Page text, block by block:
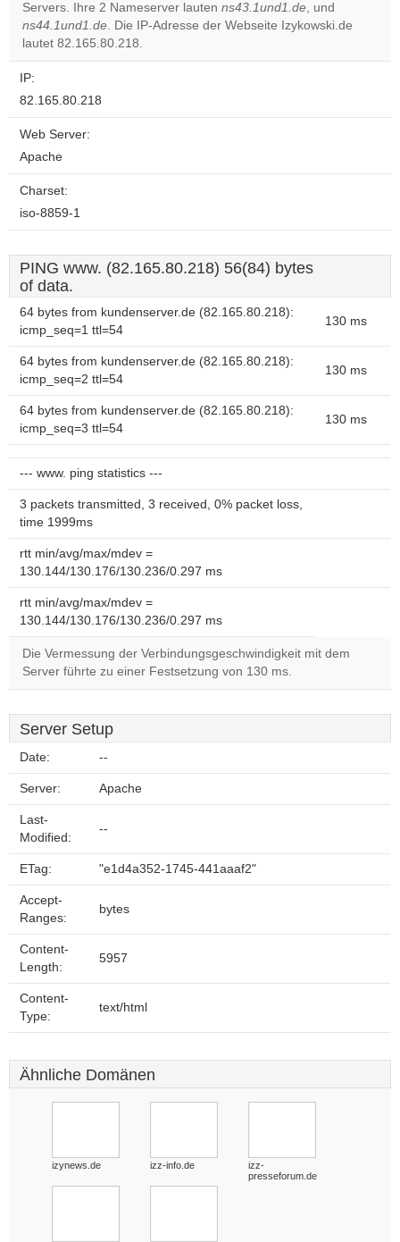
Do you
own this
OK
Servers. Ihre 2 Nameserver lauten ns43.1und1.de, und
ns44.1und1.de. Die IP-Adresse der Webseite Izykowski.de
lautet 82.165.80.218.
IP:
82.165.80.218
Web Server:
Apache
Charset:
iso-8859-1
PING www. (82.165.80.218) 56(84) bytes
of data.
64 bytes from kundenserver.de (82.165.80.218):
icmp_seq=1 ttl=54
130 ms
64 bytes from kundenserver.de (82.165.80.218):
icmp_seq=2 ttl=54
130 ms
64 bytes from kundenserver.de (82.165.80.218):
icmp_seq=3 ttl=54
130 ms
--- www. ping statistics ---
3 packets transmitted, 3 received, 0% packet loss,
time 1999ms
rtt min/avg/max/mdev =
130.144/130.176/130.236/0.297 ms
rtt min/avg/max/mdev =
130.144/130.176/130.236/0.297 ms
Die Vermessung der Verbindungsgeschwindigkeit mit dem
Server führte zu einer Festsetzung von 130 ms.
Server Setup
Date: --
Server: Apache
Last-
Modified:
--
ETag: "e1d4a352-1745-441aaaf2"
Accept-
Ranges:
bytes
Content-
Length:
5957
Content-
Type:
text/html
Ähnliche Domänen
izynews.de izz-info.de
izz-
presseforum.de